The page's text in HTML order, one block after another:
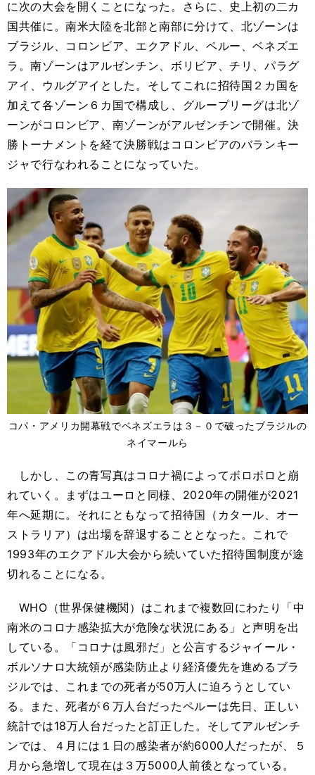
に次の大会を開くことになった。さらに、史上初の二カ
国共催に。南米大陸を北部と南部に分けて、北ゾーンは
ブラジル、コロンビア、エクアドル、ペルー、ベネズエ
ラ。南ゾーンはアルゼンチン、ボリビア、チリ、パラグ
アイ、ウルグアイとした。そしてこれに招待国２カ国を
加えて各ゾーン６カ国で構成し、グループリーグは北ゾ
ーンがコロンビア、南ゾーンがアルゼンチンで開催。決
勝トーナメントを経て決勝戦はコロンビアのバランキー
ジャで行なわれることになっていた。
コパ・アメリカ開幕戦でベネズエラは３－０で破ったブラジルの
ネイマールら
しかし、この青写真はコロナ禍によってボロボロと崩
れていく。まずはユーロと同様、2020年の開催が2021
年へ延期に。それにともなって招待国（カタール、オー
ストラリア）は出場を辞退することとなった。これで
1993年のエクアドル大会から続いていた招待国制度が途
切れることになる。
WHO（世界保健機関）はこれまで複数回にわたり「中
南米のコロナ感染拡大が危険な状況にある」と声明を出
している。「コロナは風邪だ」と公言するジャイール・
ボルソナロ大統領が感染防止より経済優先を進めるブラ
ジルでは、これまでの死者が50万人に迫ろうとしてい
る。また、死者が６万人台だったペルーは先日、正しい
統計では18万人台だったと訂正した。そしてアルゼンチ
ンでは、４月には１日の感染者が約6000人だったが、５
月から急増して現在は３万5000人前後となっている。